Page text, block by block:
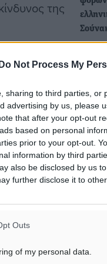
Do Not Process My
sharing to third parties, or
advertising by us, please
that after your opt-out
based on personal
prior to your opt-out.
information by third
also be disclosed by us
further disclose it to
Outs
of my personal data.
της
ιστορική
συμφωνία
την
Ο
Γ.
για
Τιμή